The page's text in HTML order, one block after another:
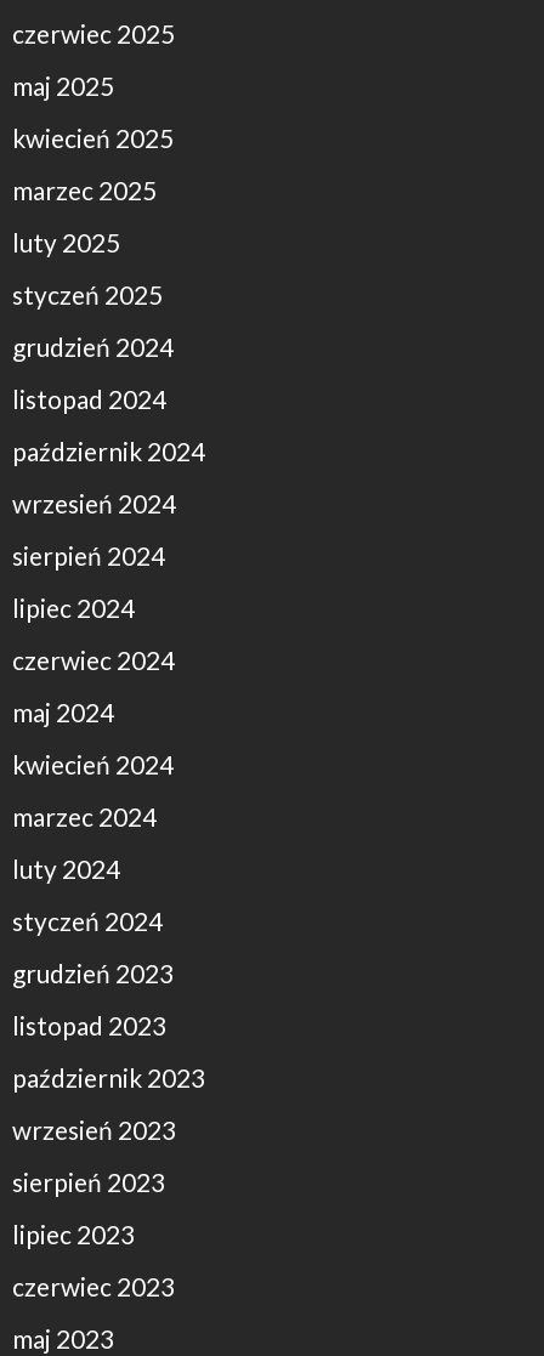
czerwiec 2025
maj 2025
kwiecień 2025
marzec 2025
luty 2025
styczeń 2025
grudzień 2024
listopad 2024
październik 2024
wrzesień 2024
sierpień 2024
lipiec 2024
czerwiec 2024
maj 2024
kwiecień 2024
marzec 2024
luty 2024
styczeń 2024
grudzień 2023
listopad 2023
październik 2023
wrzesień 2023
sierpień 2023
lipiec 2023
czerwiec 2023
maj 2023